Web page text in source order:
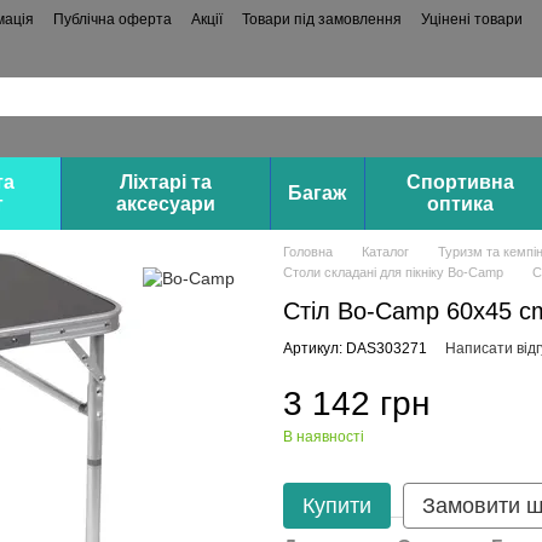
Публічна оферта Акції Товари під замовлення
Уцінені товари
Ліхтарі та
аксесуари
Багаж
Спортивна
оптика
Головна Каталог
Туризм та
Столи складані для пікніку Bo-Camp
Стіл Bo-Camp 60x45
Артикул: DAS303271 Написати
3 142 грн
В наявності
Купити Замовити